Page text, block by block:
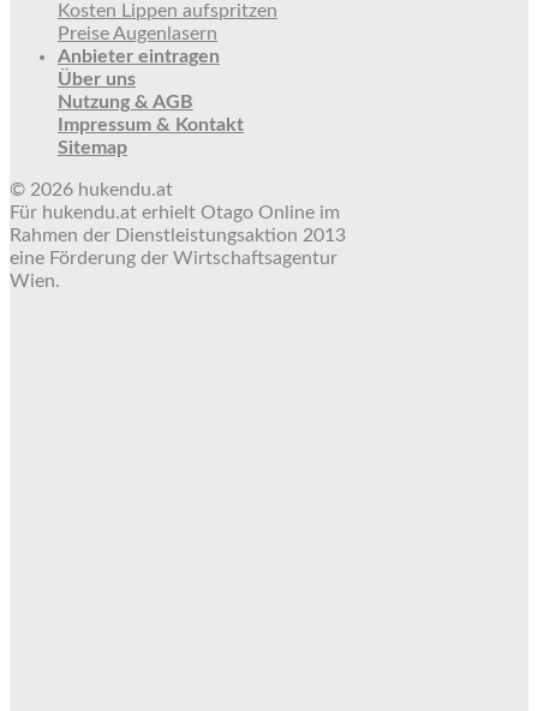
Kosten Lippen aufspritzen
Preise Augenlasern
Anbieter eintragen
Über uns
Nutzung & AGB
Impressum & Kontakt
Sitemap
© 2026 hukendu.at
Für hukendu.at erhielt Otago Online im
Rahmen der Dienstleistungsaktion 2013
eine Förderung der Wirtschaftsagentur
Wien.